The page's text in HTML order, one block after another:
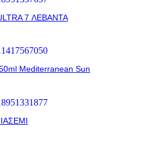
7 ΛΕΒΑΝΤΑ
Mediterranean Sun